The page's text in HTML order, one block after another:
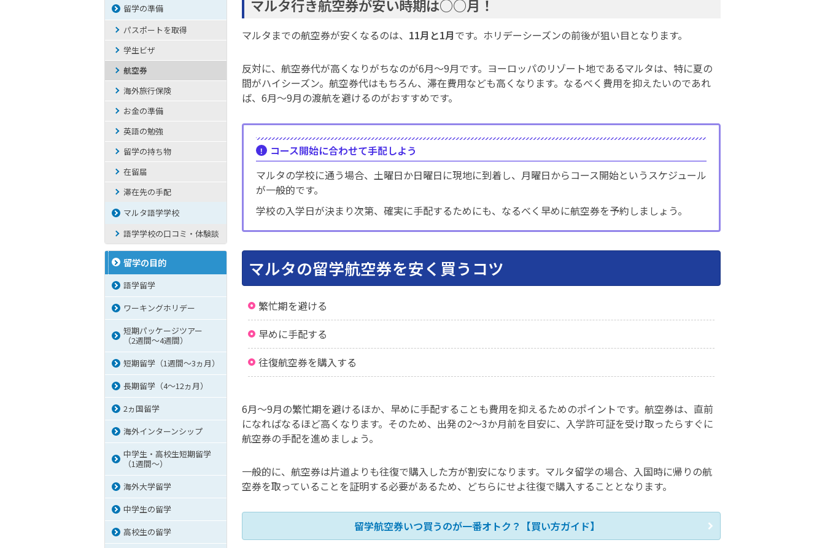
マルタ行き航空券が安い時期は○○月！
マルタまでの航空券が安くなるのは、 11月と1月です。ホリデーシーズンの前後が狙い目となります。
反対に、航空券代が高くなりがちなのが6月～9月です。ヨーロッパのリゾート地であるマルタは、特に夏の
間がハイシーズン。航空券代はもちろん、滞在費用なども高くなります。なるべく費用を抑えたいのであれ
ば、6月～9月の渡航を避けるのがおすすめです。
コース開始に合わせて手配しよう
マルタの学校に通う場合、土曜日か日曜日に現地に到着し、月曜日からコース開始というスケジュール
が一般的です。
学校の入学日が決まり次第、確実に手配するためにも、なるべく早めに航空券を予約しましょう。
マルタの留学航空券を安く買うコツ
繁忙期を避ける
早めに手配する
往復航空券を購入する
6月～9月の繁忙期を避けるほか、早めに手配することも費用を抑えるためのポイントです。航空券は、直前
になればなるほど高くなります。そのため、出発の2〜3か月前を目安に、入学許可証を受け取ったらすぐに
航空券の手配を進めましょう。
一般的に、航空券は片道よりも往復で購入した方が割安になります。マルタ留学の場合、入国時に帰りの航
空券を取っていることを証明する必要があるため、どちらにせよ往復で購入することとなります。
留学航空券いつ買うのが一番オトク？【買い方ガイド】
留学の準備
パスポートを取得
学生ビザ
航空券
海外旅行保険
お金の準備
英語の勉強
留学の持ち物
在留届
滞在先の手配
マルタ語学学校
語学学校の口コミ・体験談
留学の目的
語学留学
ワーキングホリデー
短期パッケージツアー
（2週間～4週間）
短期留学（1週間～3ヵ月）
長期留学（4～12ヵ月）
2ヵ国留学
海外インターンシップ
中学生・高校生短期留学
（1週間〜）
海外大学留学
中学生の留学
高校生の留学